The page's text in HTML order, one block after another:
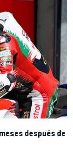
después de